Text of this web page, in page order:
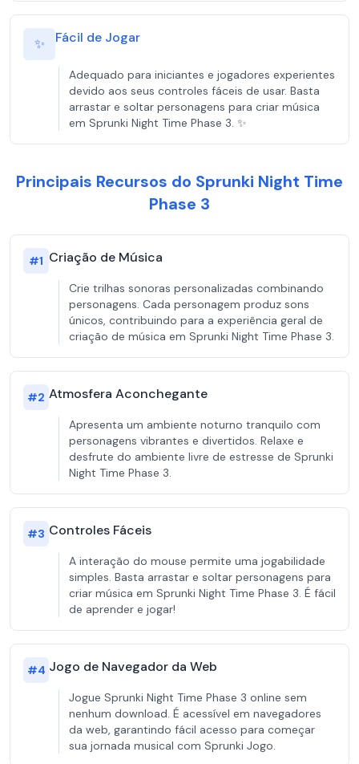
✨ Fácil de Jogar
Adequado para iniciantes e jogadores experientes
devido aos seus controles fáceis de usar. Basta
arrastar e soltar personagens para criar música
em Sprunki Night Time Phase 3. ✨
Principais Recursos do Sprunki Night Time
Phase 3
#1 Criação de Música
Crie trilhas sonoras personalizadas combinando
personagens. Cada personagem produz sons
únicos, contribuindo para a experiência geral de
criação de música em Sprunki Night Time Phase 3.
#2 Atmosfera Aconchegante
Apresenta um ambiente noturno tranquilo com
personagens vibrantes e divertidos. Relaxe e
desfrute do ambiente livre de estresse de Sprunki
Night Time Phase 3.
#3 Controles Fáceis
A interação do mouse permite uma jogabilidade
simples. Basta arrastar e soltar personagens para
criar música em Sprunki Night Time Phase 3. É fácil
de aprender e jogar!
#4 Jogo de Navegador da Web
Jogue Sprunki Night Time Phase 3 online sem
nenhum download. É acessível em navegadores
da web, garantindo fácil acesso para começar
sua jornada musical com Sprunki Jogo.